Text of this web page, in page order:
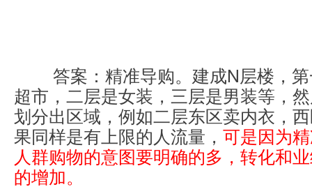
超市，二层是女装，三层是男装等，
划分出区域，例如二层东区卖内衣，
果同样是有上限的人流量， 可是因为
人群购物的意图要明确的多，转化和
的增加。